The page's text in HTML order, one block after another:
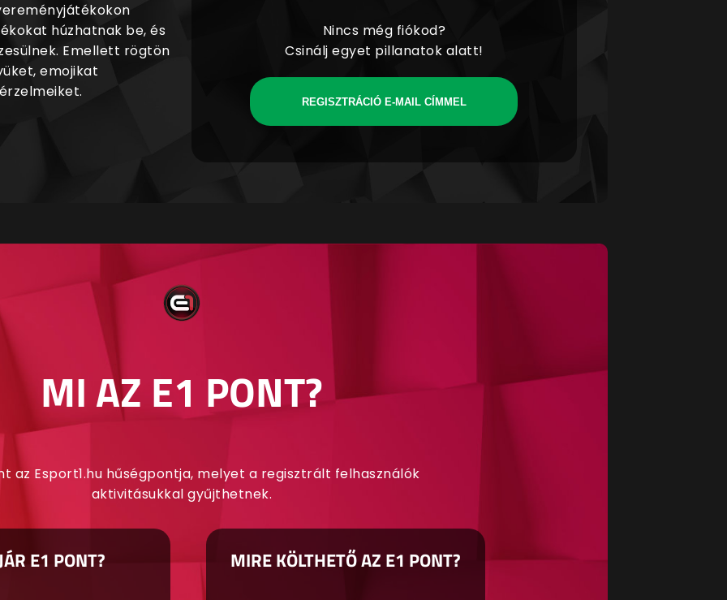
húzhatnak be, és
Emellett rögtön
emojikat
Nincs még fiókod?
Csinálj egyet pillanatok alatt!
REGISZTRÁCIÓ E-MAIL CÍMMEL
MI AZ E1 PONT?
az Esport1.hu hűségpontja, melyet a regisztrált felhasználók
aktivitásukkal gyűjthetnek.
E1 PONT? MIRE KÖLTHETŐ AZ E1 PONT?